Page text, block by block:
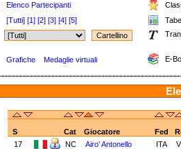
Elenco Partecipanti
[Tutti] [1] [2] [3] [4] [5]
Grafiche Medaglie virtuali E-
S Cat Giocatore Fed
17
NC Airo' Antonello ITA